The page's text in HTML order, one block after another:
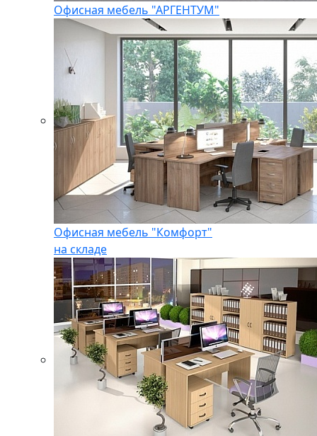
Офисная мебель "АРГЕНТУМ"
Офисная мебель "Комфорт"
на складе